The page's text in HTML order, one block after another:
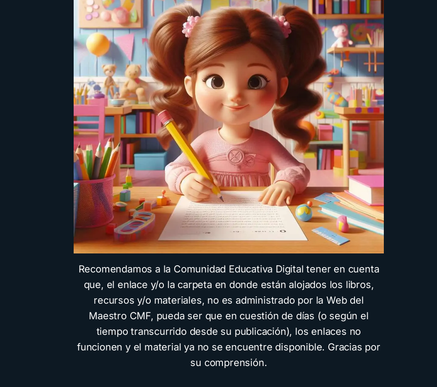
Recomendamos a la Comunidad Educativa Digital tener en cuenta
que, el enlace y/o la carpeta en donde están alojados los libros,
recursos y/o materiales, no es administrado por la Web del
Maestro CMF, pueda ser que en cuestión de días (o según el
tiempo transcurrido desde su publicación), los enlaces no
funcionen y el material ya no se encuentre disponible. Gracias por
su comprensión.